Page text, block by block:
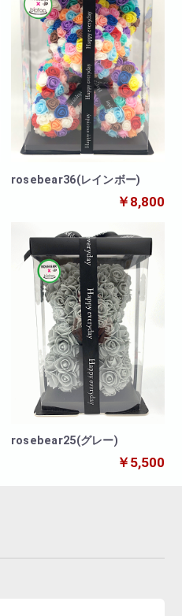
rosebear36(レインボー)
￥8,800
rosebear25(グレー)
￥5,500